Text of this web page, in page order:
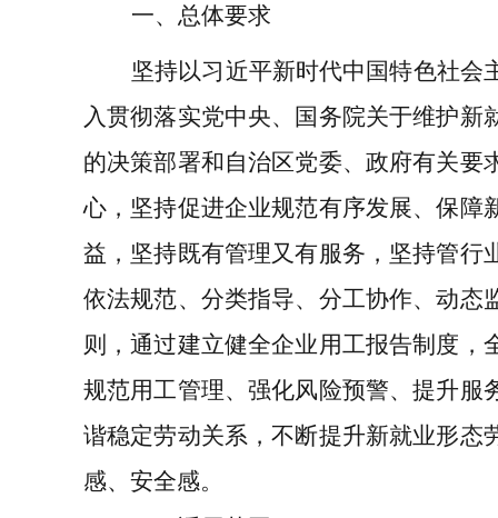
一、总体要求
坚持以习近平新时代中国特色社会
入贯彻落实党中央、国务院关于维护新
的决策部署和自治区党委、政府有关要
心，坚持促进企业规范有序发展、保障
益，坚持既有管理又有服务，坚持管行
依法规范、分类指导、分工协作、动态
则，通过建立健全企业用工报告制度，
规范用工管理、强化风险预警、提升服
谐稳定劳动关系，不断提升新就业形态
感、安全感。